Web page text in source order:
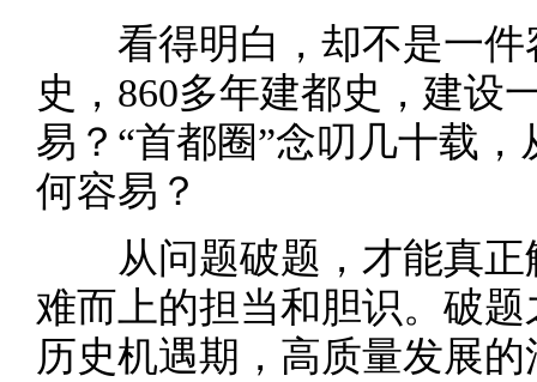
看得明白，却不是一件
史，860多年建都史，建设
易？“首都圈”念叨几十载
何容易？
从问题破题，才能真正
难而上的担当和胆识。破
历史机遇期，高质量发展